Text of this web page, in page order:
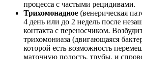
процесса с частыми рецидивами.
Трихомонадное (венерическая
4 день или до 2 недель после
контакта с переносчиком.
трихомониаза (двигающаяся
которой есть возможность
маточную полость, трубы, и